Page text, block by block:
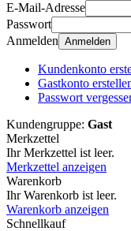
E-Mail-Adresse
Passwort
Anmelden Anmelden
Kundenkonto
Gastkonto
Passwort
Kundengruppe: Gast
Merkzettel
Ihr Merkzettel ist leer.
Merkzettel anzeigen
Warenkorb
Ihr Warenkorb ist leer.
Warenkorb anzeigen
Schnellkauf